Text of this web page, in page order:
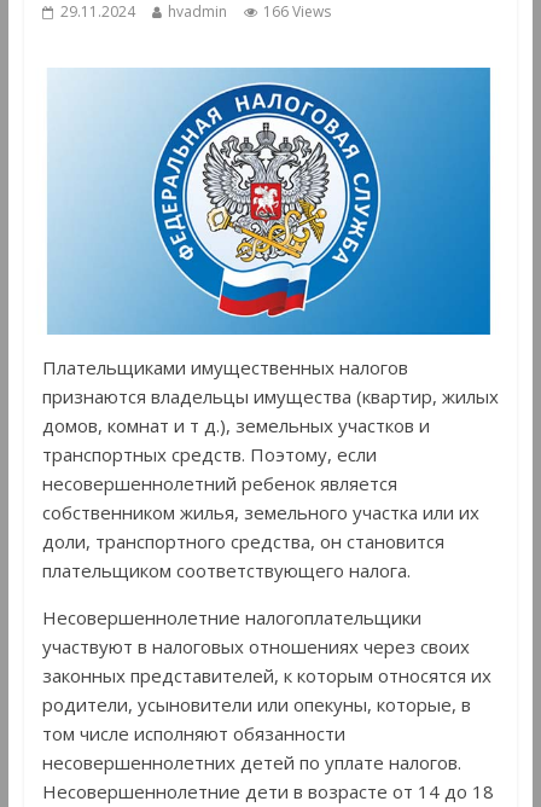
29.11.2024 hvadmin 166 Views
Плательщиками имущественных налогов
признаются владельцы имущества (квартир, жилых
домов, комнат и т д.), земельных участков и
транспортных средств. Поэтому, если
несовершеннолетний ребенок является
собственником жилья, земельного участка или их
доли, транспортного средства, он становится
плательщиком соответствующего налога.
Несовершеннолетние налогоплательщики
участвуют в налоговых отношениях через своих
законных представителей, к которым относятся их
родители, усыновители или опекуны, которые, в
том числе исполняют обязанности
несовершеннолетних детей по уплате налогов.
Несовершеннолетние дети в возрасте от 14 до 18